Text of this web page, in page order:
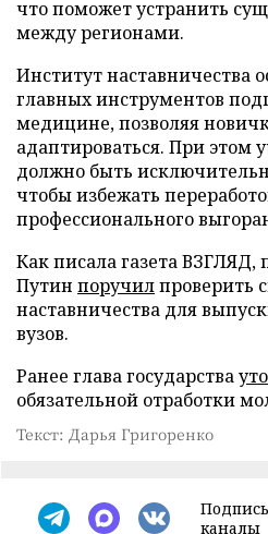
что поможет устранить
между регионами.
Институт наставничества
главных инструментов
медицине, позволяя
адаптироваться. При этом
должно быть
чтобы избежать
профессионального
Как писала газета
Путин поручилпроверить
наставничества для
вузов.
Ранее глава государства
обязательной отработки
Текст: Дарья Григоренко
каналы